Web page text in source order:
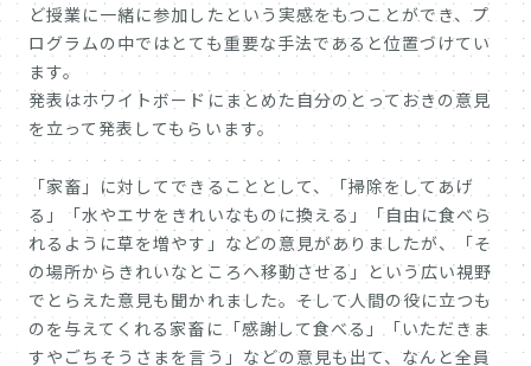
ど授業に一緒に参加したという実感をもつことができ、プ
ログラムの中ではとても重要な手法であると位置づけてい
ます。
発表はホワイトボードにまとめた自分のとっておきの意見
を立って発表してもらいます。
「家畜」に対してできることとして、「掃除をしてあげ
る」「水やエサをきれいなものに換える」「自由に食べら
れるように草を増やす」などの意見がありましたが、「そ
の場所からきれいなところへ移動させる」という広い視野
でとらえた意見も聞かれました。そして人間の役に立つも
のを与えてくれる家畜に「感謝して食べる」「いただきま
すやごちそうさまを言う」などの意見も出て、なんと全員